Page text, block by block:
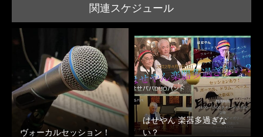
関連スケジュール
ヴォーカルセッション！
はせやん 楽器多過ぎな
い？